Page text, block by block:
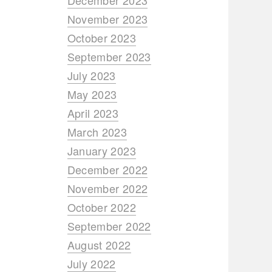
November 2023
October 2023
September 2023
July 2023
May 2023
April 2023
March 2023
January 2023
December 2022
November 2022
October 2022
September 2022
August 2022
July 2022